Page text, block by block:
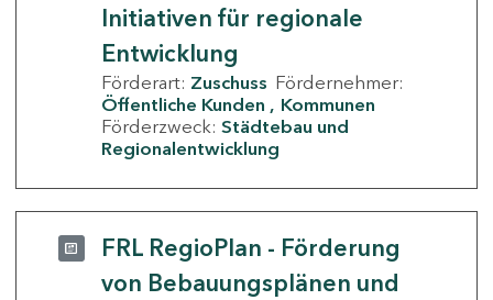
Initiativen für regionale
Entwicklung
Förderart: Zuschuss Fördernehmer:
Öffentliche Kunden
Kommunen
Förderzweck: Städtebau und
Regionalentwicklung
FRL RegioPlan - Förderung
von Bebauungsplänen und